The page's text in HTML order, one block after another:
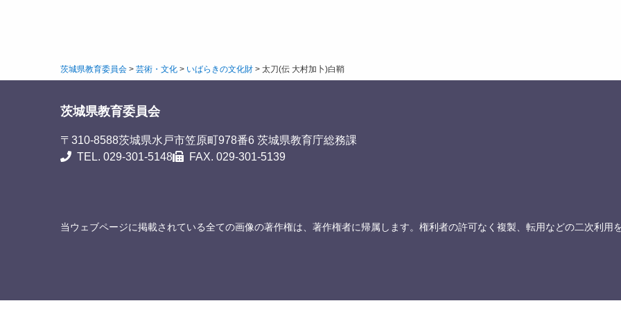
茨城県教育委員会 > 芸術・文化 > いばらきの文化財 > 太刀(伝 大村加卜)白鞘
茨城県教育委員会
〒310-8588茨城県水戸市笠原町978番6 茨城県教育庁総務課
TEL. 029-301-5148
FAX. 029-301-5139
当ウェブページに掲載されている全ての画像の著作権は、著作権者に帰属します。権利者の許可なく複製、転用などの二次利用